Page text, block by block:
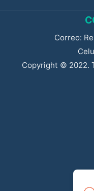
Correo:
Copyright © 2022.